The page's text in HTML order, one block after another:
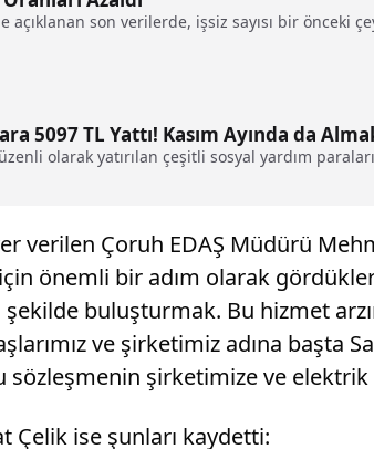
açıklanan son verilerde, işsiz sayısı bir önceki
5097 TL Yattı! Kasım Ayında da
olarak yatırılan çeşitli sosyal yardım
verilen Çoruh EDAŞ Müdürü
önemli bir adım olarak
buluşturmak. Bu hizmet
ve şirketimiz adına başta
sözleşmenin şirketimize ve
Çelik ise şunları kaydetti: